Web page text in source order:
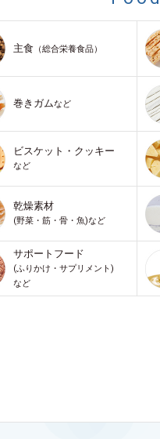
主食 （総合栄養食品）
巻きガムなど
ビスケット・クッキー
など
乾燥素材
(野菜・筋・骨・魚)など
サポートフード
(ふりかけ・サプリメント)
など